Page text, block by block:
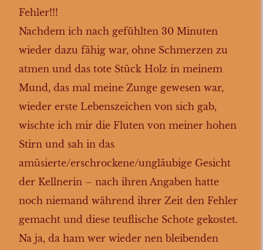
Fehler!!!
Nachdem ich nach gefühlten 30 Minuten
wieder dazu fähig war, ohne Schmerzen zu
atmen und das tote Stück Holz in meinem
Mund, das mal meine Zunge gewesen war,
wieder erste Lebenszeichen von sich gab,
wischte ich mir die Fluten von meiner hohen
Stirn und sah in das
amüsierte/erschrockene/ungläubige Gesicht
der Kellnerin – nach ihren Angaben hatte
noch niemand während ihrer Zeit den Fehler
gemacht und diese teuflische Schote gekostet.
Na ja, da ham wer wieder nen bleibenden